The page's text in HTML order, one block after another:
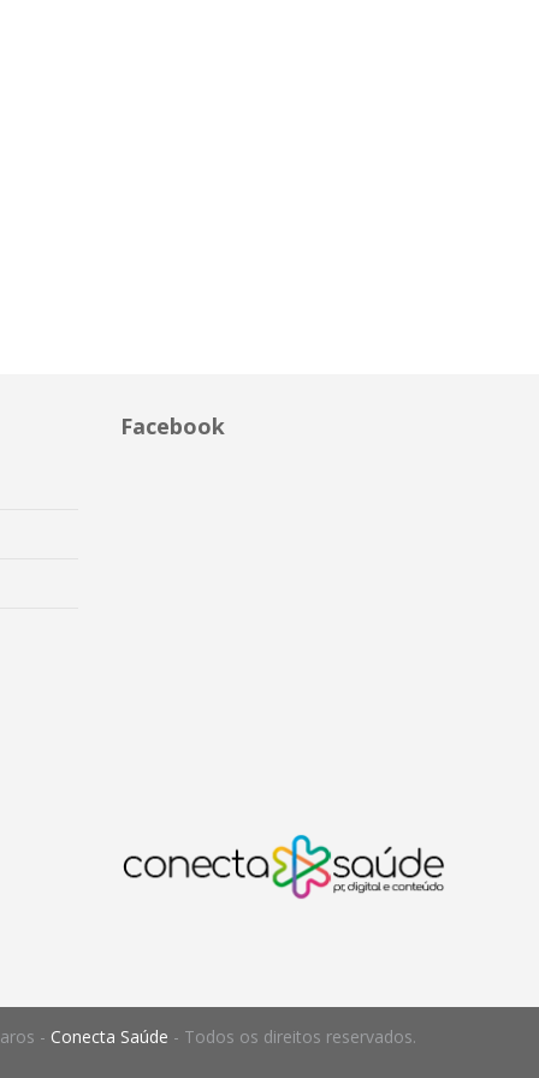
Facebook
- Conecta Saúde - Todos os direitos reservados.